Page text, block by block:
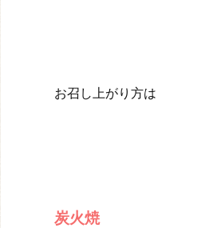
お召し上がり方は
炭火焼